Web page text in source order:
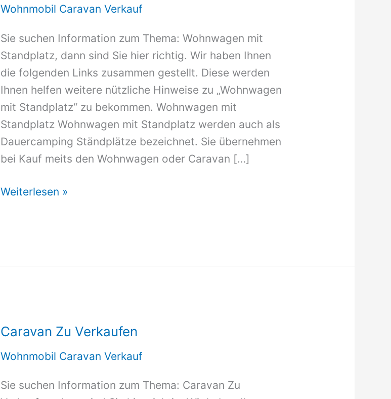
Wohnmobil Caravan Verkauf
Sie suchen Information zum Thema: Wohnwagen mit
Standplatz, dann sind Sie hier richtig. Wir haben Ihnen
die folgenden Links zusammen gestellt. Diese werden
Ihnen helfen weitere nützliche Hinweise zu „Wohnwagen
mit Standplatz“ zu bekommen. Wohnwagen mit
Standplatz Wohnwagen mit Standplatz werden auch als
Dauercamping Ständplätze bezeichnet. Sie übernehmen
bei Kauf meits den Wohnwagen oder Caravan […]
Wohnwagen
Weiterlesen »
Caravan Zu Verkaufen
Wohnmobil Caravan Verkauf
Sie suchen Information zum Thema: Caravan Zu